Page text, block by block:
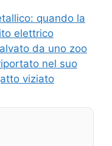
quando la
elettrico
da uno zoo
nel suo
viziato